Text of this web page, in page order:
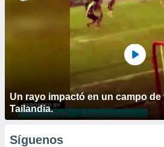
Un rayo impactó en un campo
Tailandia.
Síguenos